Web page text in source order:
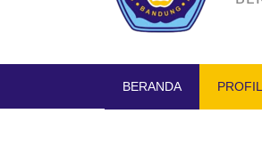
BERANDA(CURRENT)
PROFIL